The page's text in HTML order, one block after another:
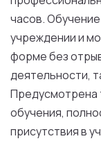
часов.
учреждении и
форме без
деятельности,
Предусмотрена
обучения,
присутствия в